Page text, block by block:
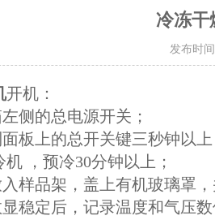
冷冻干
发布时
开机：
侧的总电源开关；
板上的总开关键三秒钟以
机 ，预冷30分钟以上；
样品架，盖上有机玻璃罩，
稳定后，记录温度和气压数